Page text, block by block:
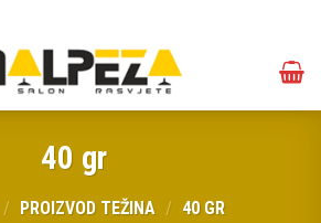
40 gr
/ PROIZVOD TEŽINA / 40 GR